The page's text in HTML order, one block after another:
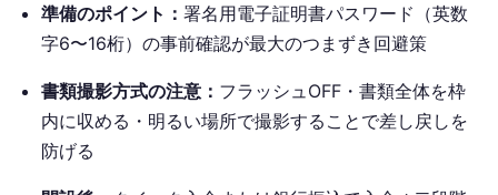
準備のポイント：署名用電子証明書パスワード（英数
字6〜16桁）の事前確認が最大のつまずき回避策
書類撮影方式の注意： フラッシュOFF・書類全体を枠
内に収める・明るい場所で撮影することで差し戻しを
防げる